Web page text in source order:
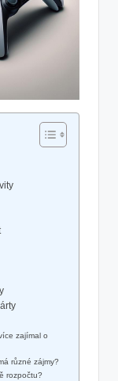
zajímal o
různé zájmy?
rozpočtu?